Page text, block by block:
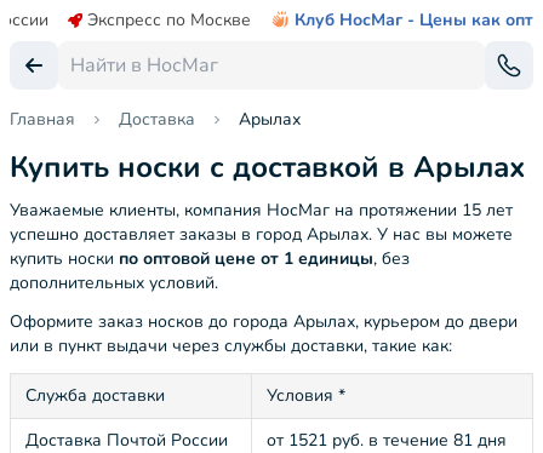
Экспресс по Москве Клуб НосМаг - Цены как опт
Главная Доставка Арылах
Купить носки с доставкой в Арылах
Уважаемые клиенты, компания НосМаг на протяжении 15 лет
успешно доставляет заказы в город Арылах. У нас вы можете
купить носки по оптовой цене от 1 единицы, без
дополнительных условий.
Оформите заказ носков до города Арылах, курьером до двери
или в пункт выдачи через службы доставки, такие как:
Служба доставки
Условия *
Доставка Почтой России
от 1521 руб. в течение 81 дня